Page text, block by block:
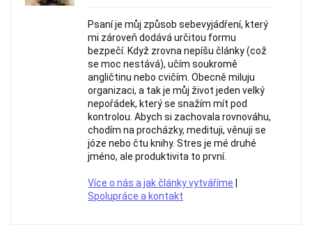
Psaní je můj způsob sebevyjádření, který
mi zároveň dodává určitou formu
bezpečí. Když zrovna nepíšu články (což
se moc nestává), učím soukromě
angličtinu nebo cvičím. Obecně miluju
organizaci, a tak je můj život jeden velký
nepořádek, který se snažím mít pod
kontrolou. Abych si zachovala rovnováhu,
chodím na procházky, medituji, věnuji se
józe nebo čtu knihy. Stres je mé druhé
jméno, ale produktivita to první.
Více o nás a jak články vytváříme
Spolupráce a kontakt